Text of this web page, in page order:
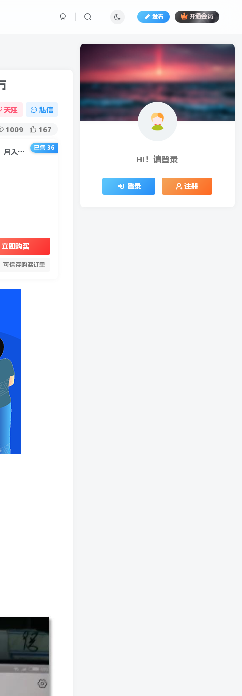
发布 开通会员
关注 私信
1009 167
（1557期）龟课·闲鱼无货源电商课程第16期：可单干或批量操作，月入几千到几万
立即购买
可保存购买订单
已售 36
HI！请登录
登录 注册